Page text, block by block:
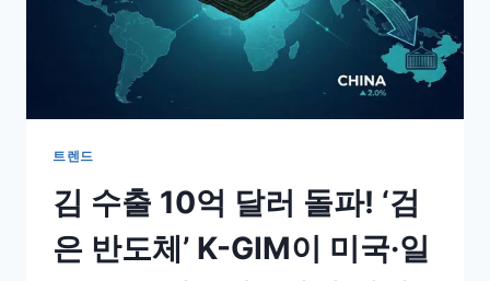
트렌드
김 수출 10억 달러 돌파! ‘검
은 반도체’ K-GIM이 미국·일